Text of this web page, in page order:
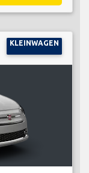
KLEINWAGEN